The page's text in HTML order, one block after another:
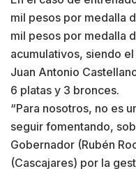
mil pesos por medalla
mil pesos por medalla
acumulativos, siendo
Juan Antonio
6 platas y 3 bronces.
“Para nosotros, no es
seguir fomentando,
Gobernador (Rubén
(Cascajares) por la